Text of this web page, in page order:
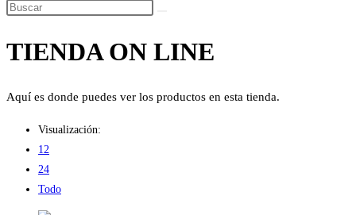
Buscar
esta
TIENDA ON LINE
Aquí es donde puedes ver los productos en esta tienda.
Visualización:
12
24
Todo